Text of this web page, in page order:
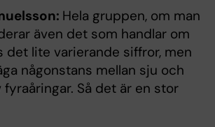
Hela gruppen, om man
även det som handlar om
det lite varierande siffror, men
någonstans mellan sju och
Så det är en stor